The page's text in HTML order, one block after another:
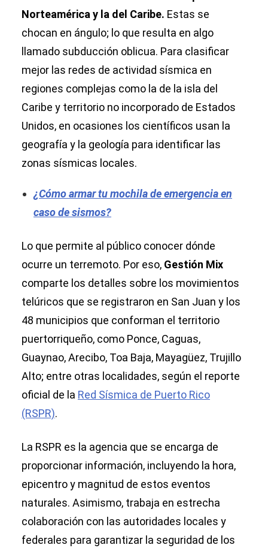
Norteamérica y la del Caribe. Estas se
chocan en ángulo; lo que resulta en algo
llamado subducción oblicua. Para clasificar
mejor las redes de actividad sísmica en
regiones complejas como la de la isla del
Caribe y territorio no incorporado de Estados
Unidos, en ocasiones los científicos usan la
geografía y la geología para identificar las
zonas sísmicas locales.
¿Cómo armar tu mochila de emergencia en
caso de sismos?
Lo que permite al público conocer dónde
ocurre un terremoto. Por eso, Gestión Mix
comparte los detalles sobre los movimientos
telúricos que se registraron en San Juan y los
48 municipios que conforman el territorio
puertorriqueño, como Ponce, Caguas,
Guaynao, Arecibo, Toa Baja, Mayagüez, Trujillo
Alto; entre otras localidades, según el reporte
oficial de la Red Sísmica de Puerto Rico
(RSPR).
La RSPR es la agencia que se encarga de
proporcionar información, incluyendo la hora,
epicentro y magnitud de estos eventos
naturales. Asimismo, trabaja en estrecha
colaboración con las autoridades locales y
federales para garantizar la seguridad de los